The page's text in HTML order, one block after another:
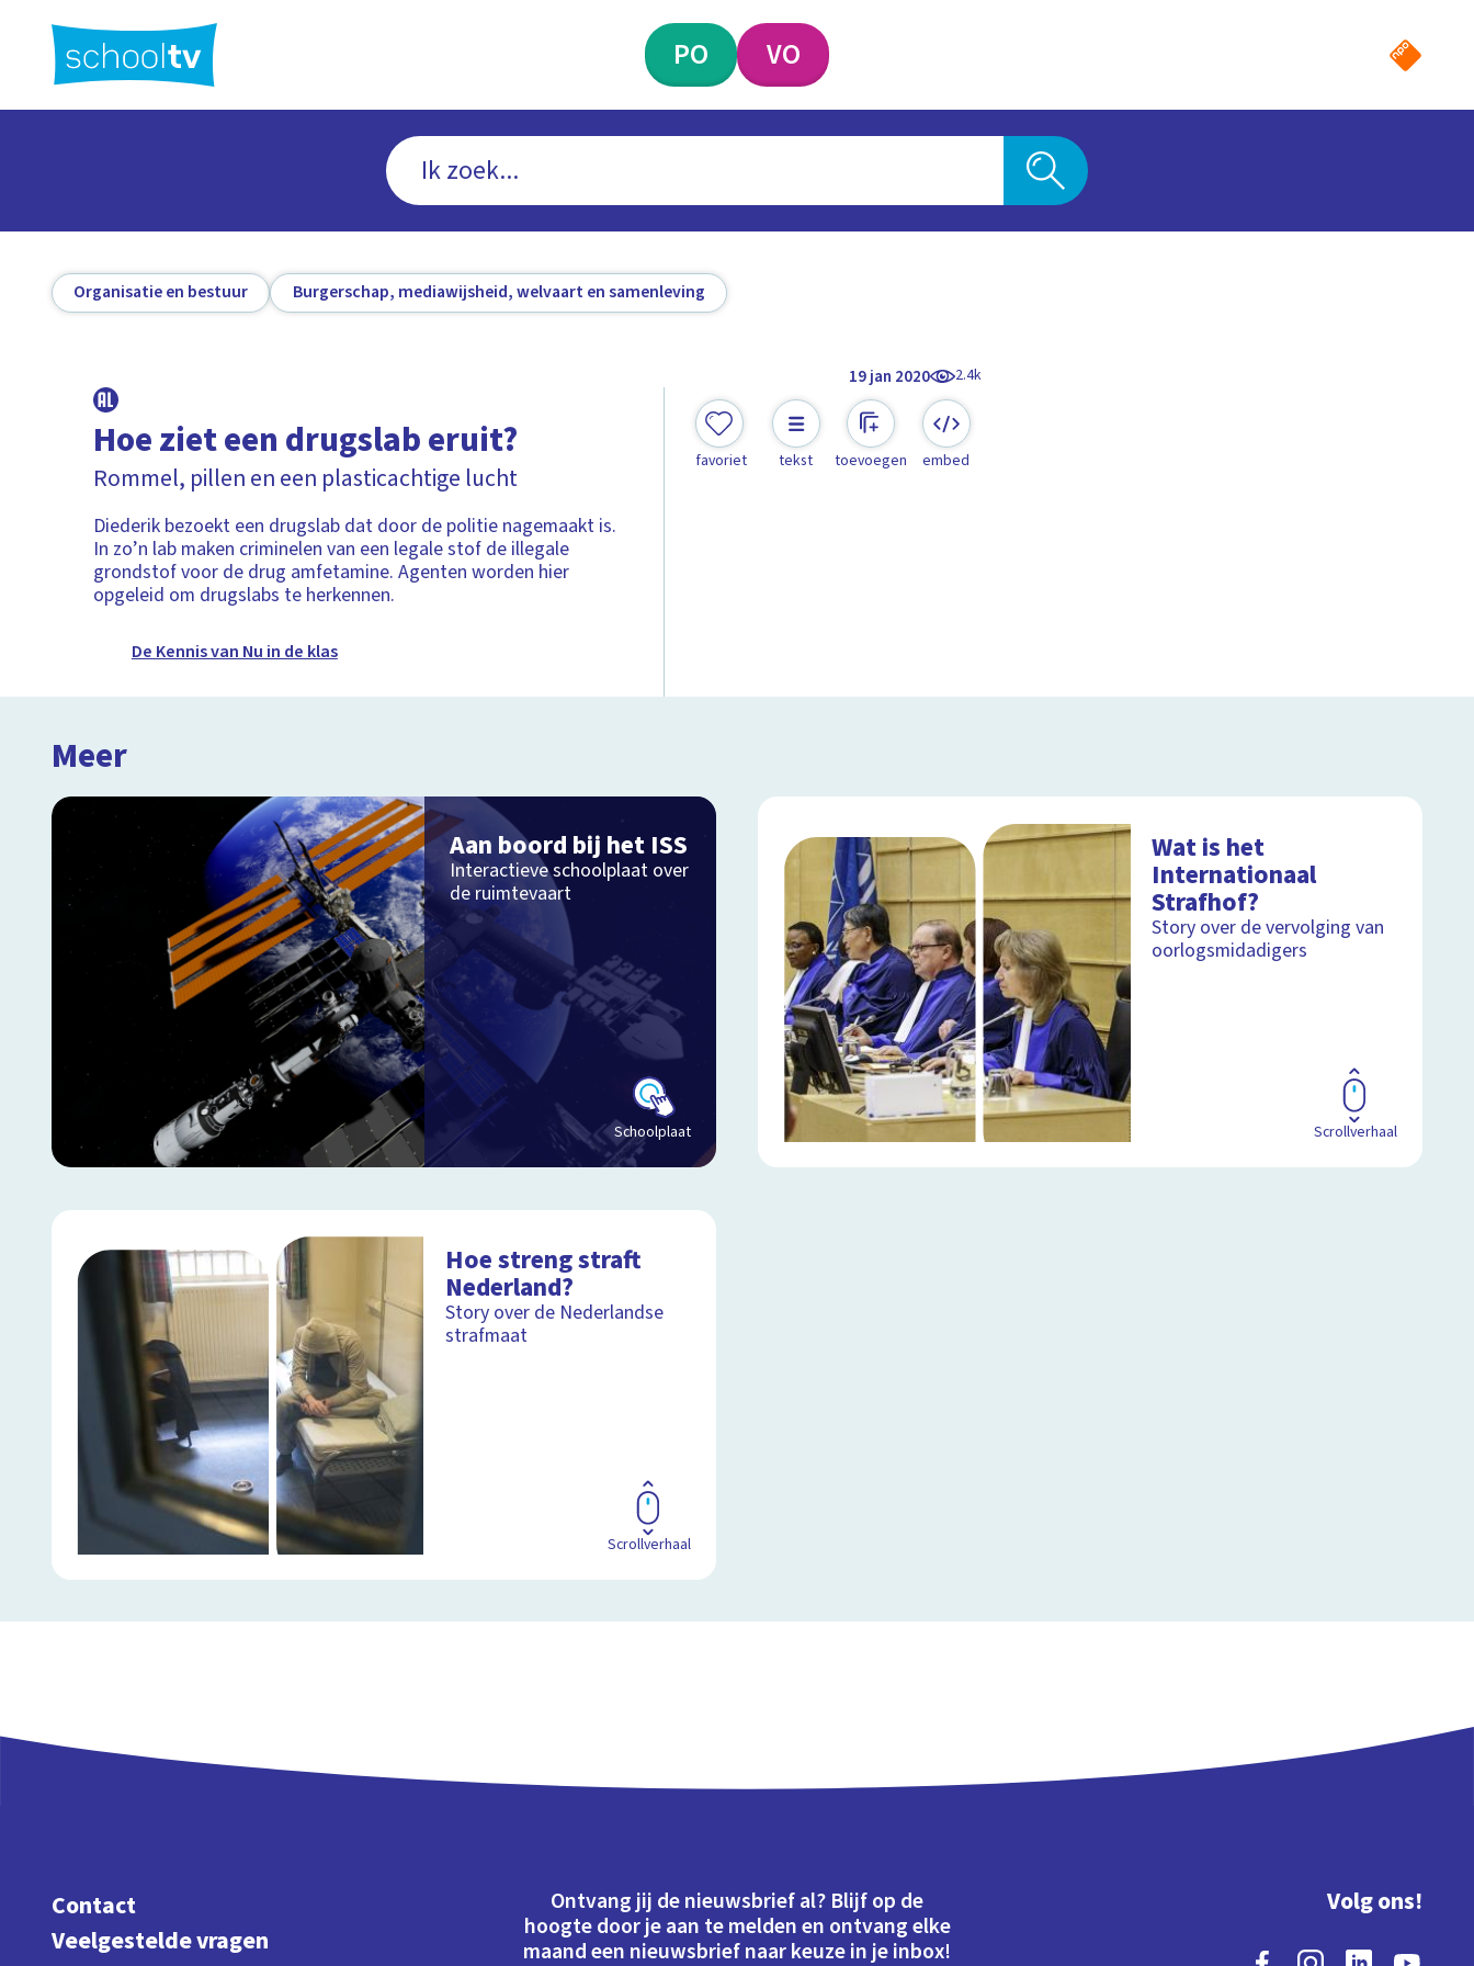
hoofdinhoud
PO VO
Organisatie en bestuur Burgerschap, mediawijsheid, welvaart en samenleving
19 jan 2020 2.4k
Hoe ziet een drugslab eruit?
Rommel, pillen en een plasticachtige lucht
Diederik bezoekt een drugslab dat door de politie nagemaakt is.
In zo’n lab maken criminelen van een legale stof de illegale
grondstof voor de drug amfetamine. Agenten worden hier
opgeleid om drugslabs te herkennen.
De Kennis van Nu in de klas
favoriet tekst toevoegen embed
Meer
Aan boord bij het ISS
Interactieve schoolplaat over
de ruimtevaart
Schoolplaat
Wat is het
Internationaal
Strafhof?
Story over de vervolging van
oorlogsmidadigers
Scrollverhaal
Hoe streng straft
Nederland?
Story over de Nederlandse
strafmaat
Scrollverhaal
Contact
Veelgestelde vragen
Ontvang jij de nieuwsbrief al? Blijf op de
hoogte door je aan te melden en ontvang elke
maand een nieuwsbrief naar keuze in je inbox!
Volg ons!